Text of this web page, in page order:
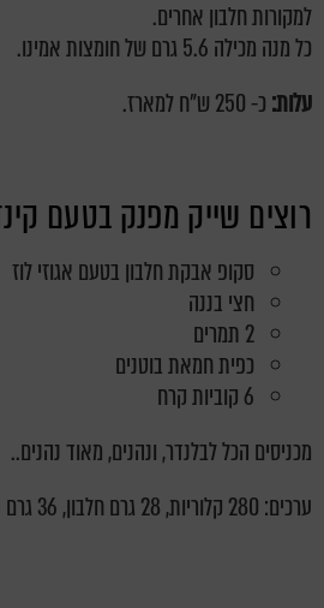
למקורות חלבון אחרים.
כל מנה מכילה 5.6 גרם של חומצות אמינו.
עלות: כ- 250 ש"ח למארז.
רוצים שייק מפנק בטעם
סקופ אבקת חלבון בטעם אגוזי לוז
חצי בננה
2 תמרים
כפית חמאת בוטנים
6 קוביות קרח
מכניסים הכל לבלנדר, ונהנים, מאוד נהנים..
ערכים: 280 קלוריות, 28 גרם חלבון, 36 גרם פחמימה